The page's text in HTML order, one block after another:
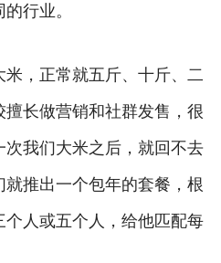
行业。
，正常就五斤、十斤、二
长做营销和社群发售，很
我们大米之后，就回不去
推出一个包年的套餐，根
人或五个人，给他匹配每